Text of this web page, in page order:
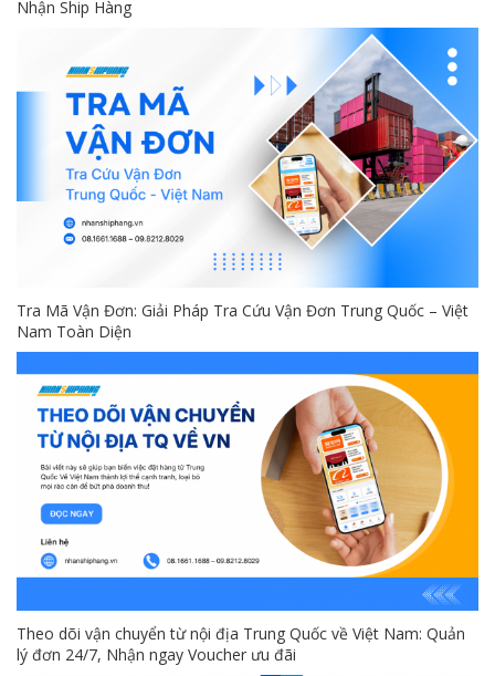
Nhận Ship Hàng
Tra Mã Vận Đơn: Giải Pháp Tra Cứu Vận Đơn Trung Quốc – Việt
Nam Toàn Diện
Theo dõi vận chuyển từ nội địa Trung Quốc về Việt Nam: Quản
lý đơn 24/7, Nhận ngay Voucher ưu đãi